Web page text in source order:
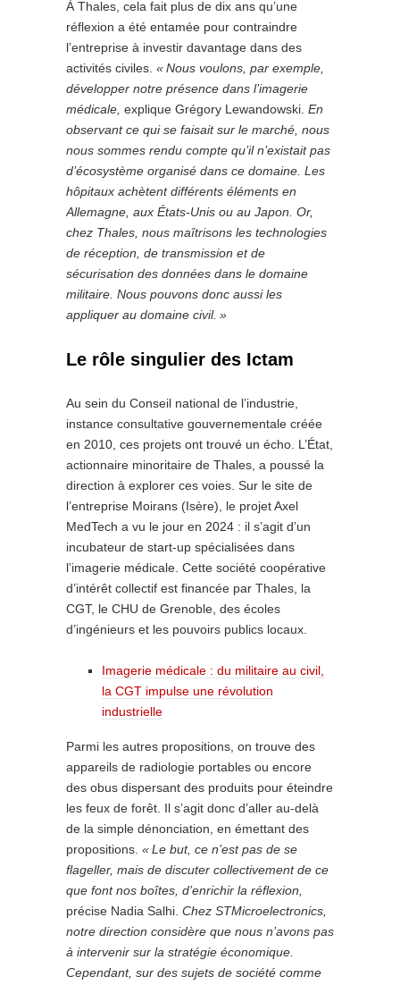
À Thales, cela fait plus de dix ans qu’une
réflexion a été entamée pour contraindre
l’entreprise à investir davantage dans des
activités civiles. « Nous voulons, par exemple,
développer notre présence dans l’imagerie
médicale, explique Grégory Lewandowski. En
observant ce qui se faisait sur le marché, nous
nous sommes rendu compte qu’il n’existait pas
d’écosystème organisé dans ce domaine. Les
hôpitaux achètent différents éléments en
Allemagne, aux États-Unis ou au Japon. Or,
chez Thales, nous maîtrisons les technologies
de réception, de transmission et de
sécurisation des données dans le domaine
militaire. Nous pouvons donc aussi les
appliquer au domaine civil. »
Le rôle singulier des Ictam
Au sein du Conseil national de l’industrie,
instance consultative gouvernementale créée
en 2010, ces projets ont trouvé un écho. L’État,
actionnaire minoritaire de Thales, a poussé la
direction à explorer ces voies. Sur le site de
l’entreprise Moirans (Isère), le projet Axel
MedTech a vu le jour en 2024 : il s’agit d’un
incubateur de start-up spécialisées dans
l’imagerie médicale. Cette société coopérative
d’intérêt collectif est financée par Thales, la
CGT, le CHU de Grenoble, des écoles
d’ingénieurs et les pouvoirs publics locaux.
Imagerie médicale : du militaire au civil,
la CGT impulse une révolution
industrielle
Parmi les autres propositions, on trouve des
appareils de radiologie portables ou encore
des obus dispersant des produits pour éteindre
les feux de forêt. Il s’agit donc d’aller au-delà
de la simple dénonciation, en émettant des
propositions. « Le but, ce n’est pas de se
flageller, mais de discuter collectivement de ce
que font nos boîtes, d’enrichir la réflexion,
précise Nadia Salhi. Chez STMicroelectronics,
notre direction considère que nous n’avons pas
à intervenir sur la stratégie économique.
Cependant, sur des sujets de société comme